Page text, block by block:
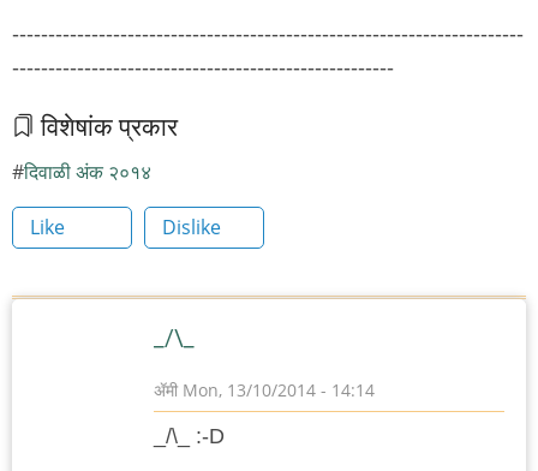
-----------------------------------------------------------------------
-----------------------------------------------------
विशेषांक प्रकार
दिवाळी अंक २०१४
Like Dislike
_/\_
ॲमी Mon, 13/10/2014 - 14:14
_/\_ :-D